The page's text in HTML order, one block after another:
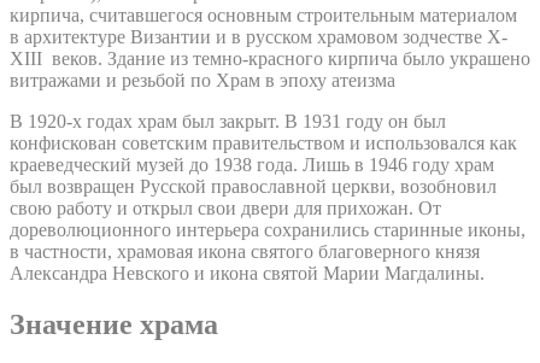
кирпича, считавшегося основным строительным материалом
в архитектуре Византии и в русском храмовом зодчестве X-
XIII веков. Здание из темно-красного кирпича было украшено
витражами и резьбой по Храм в эпоху атеизма
В 1920-х годах храм был закрыт. В 1931 году он был
конфискован советским правительством и использовался как
краеведческий музей до 1938 года. Лишь в 1946 году храм
был возвращен Русской православной церкви, возобновил
свою работу и открыл свои двери для прихожан. От
дореволюционного интерьера сохранились старинные иконы,
в частности, храмовая икона святого благоверного князя
Александра Невского и икона святой Марии Магдалины.
Значение храма